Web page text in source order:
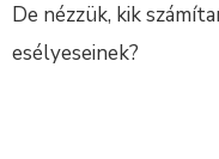
De nézzük, kik
esélyeseinek?